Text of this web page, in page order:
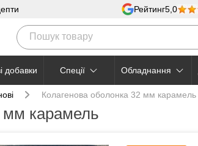
Рейтинг5,0
добавки Cпеції Обладнання
Колагенова оболонка 32 мм карамель
мм карамель